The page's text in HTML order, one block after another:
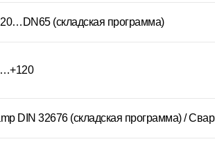
(складская программа)
DIN 32676 (складская программа) /